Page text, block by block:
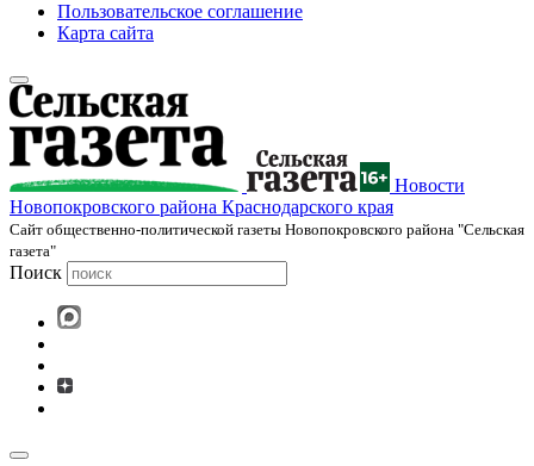
Пользовательское соглашение
Карта сайта
Новости
Новопокровского района Краснодарского края
Cайт общественно-политической газеты Новопокровского района "Сельская
газета"
Поиск